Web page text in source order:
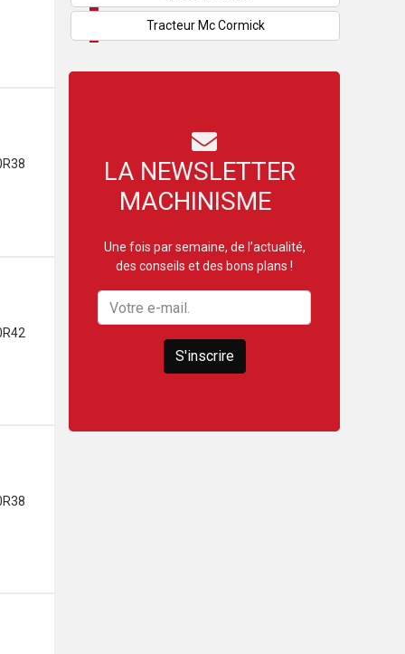
Tracteur Mc Cormick
LA NEWSLETTER
MACHINISME
Une fois par semaine, de l’actualité,
des conseils et des bons plans !
S'inscrire